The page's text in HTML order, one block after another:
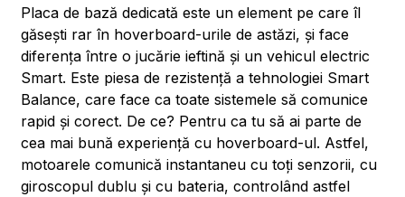
Placa de bază dedicată este un element pe care îl
găsești rar în hoverboard-urile de astăzi, și face
diferența între o jucărie ieftină și un vehicul electric
Smart. Este piesa de rezistență a tehnologiei Smart
Balance, care face ca toate sistemele să comunice
rapid și corect. De ce? Pentru ca tu să ai parte de
cea mai bună experiență cu hoverboard-ul. Astfel,
motoarele comunică instantaneu cu toți senzorii, cu
giroscopul dublu și cu bateria, controlând astfel